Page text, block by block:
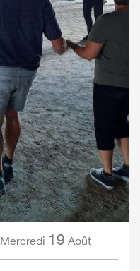
Mercredi 19 Août